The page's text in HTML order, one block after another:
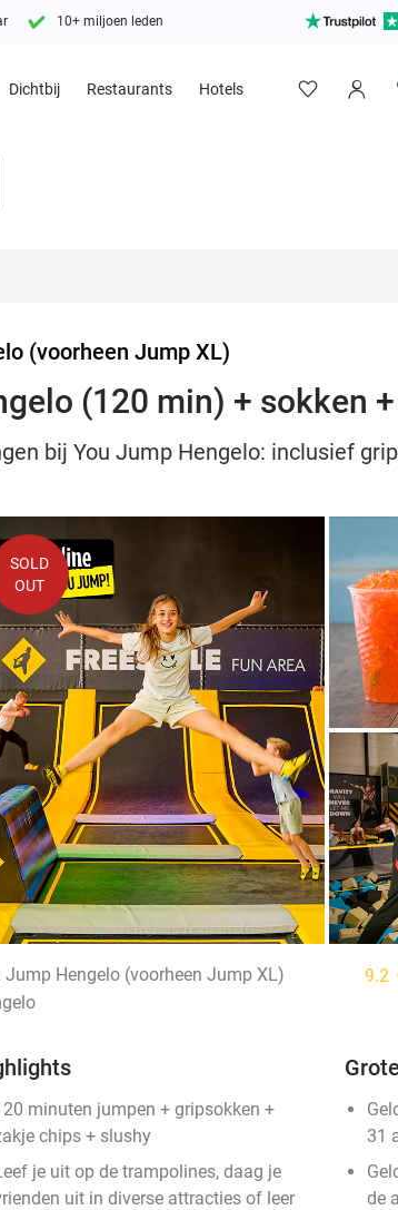
10+ miljoen leden
Dichtbij Restaurants Hotels
(voorheen Jump XL)
(120 min) + sokken
bij You Jump Hengelo: inclusief
SOLD
OUT
Jump Hengelo (voorheen Jump XL) 9.2
minuten jumpen + gripsokken +
chips + slushy
je uit op de trampolines, daag je
uit in diverse attracties of leer
31
de